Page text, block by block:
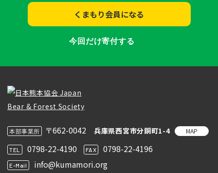
くまもり会員になる
今回だけ寄付する
本部事業所 〒662-0042 兵庫県西宮市分銅町1-4 MAP
TEL 0798-22-4190 FAX 0798-22-4196
E-Mail info@kumamori.org